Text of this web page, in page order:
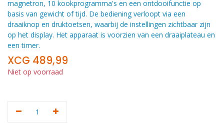
magnetron, 10 kookprogramma's en een ontdooifunctie op
basis van gewicht of tijd. De bediening verloopt via een
draaiknop en druktoetsen, waarbij de instellingen zichtbaar zijn
op het display. Het apparaat is voorzien van een draaiplateau en
een timer.
XCG 489,99
Niet op voorraad